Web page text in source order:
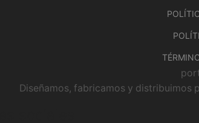
Diseñamos, fabricamos y distribuimos